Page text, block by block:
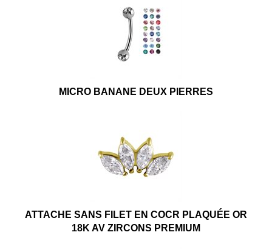
MICRO BANANE DEUX PIERRES
ATTACHE SANS FILET EN COCR PLAQUÉE OR
18K AV ZIRCONS PREMIUM